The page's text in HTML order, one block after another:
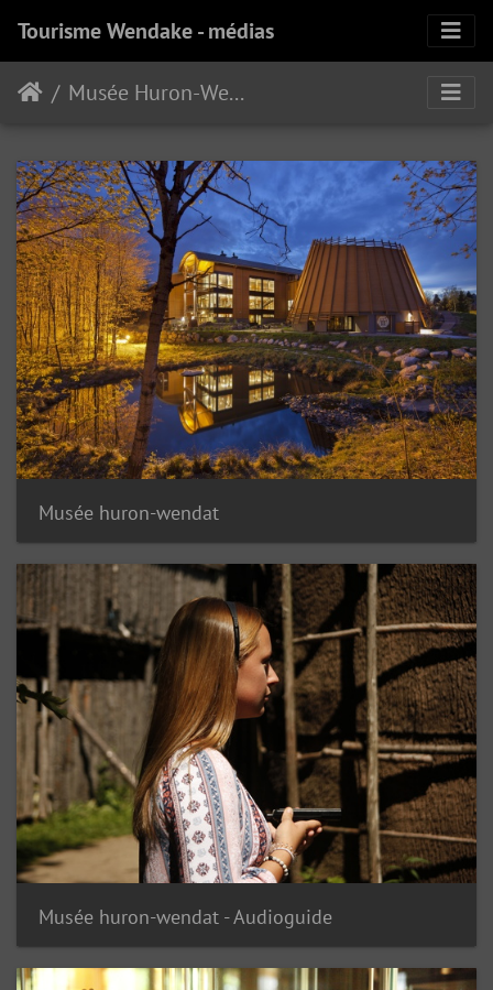
Tourisme Wendake - médias
Musée Huron-Wendat
Musée huron-wendat
Musée huron-wendat - Audioguide